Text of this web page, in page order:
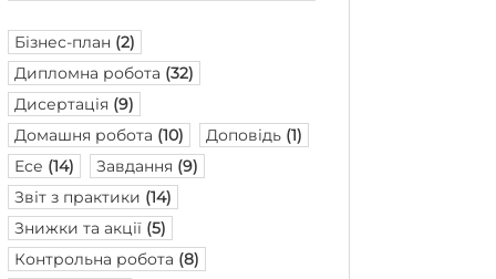
Бізнес-план (2)
Дипломна робота (32)
Дисертація (9)
Домашня робота (10) Доповідь (1)
Есе (14) Завдання (9)
Звіт з практики (14)
Знижки та акції (5)
Контрольна робота (8)